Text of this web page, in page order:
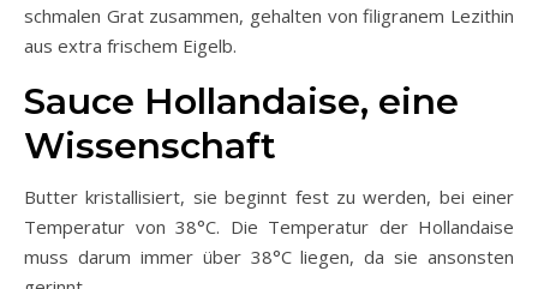
schmalen Grat zusammen, gehalten von filigranem Lezithin
aus extra frischem Eigelb.
Sauce Hollandaise, eine
Wissenschaft
Butter kristallisiert, sie beginnt fest zu werden, bei einer
Temperatur von 38°C. Die Temperatur der Hollandaise
muss darum immer über 38°C liegen, da sie ansonsten